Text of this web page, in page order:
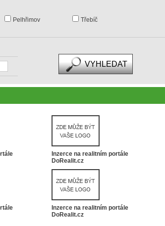
Pelhřimov
Třebíč
Inzerce na realitním portále
DoRealit.cz
Inzerce na realitním portále
DoRealit.cz